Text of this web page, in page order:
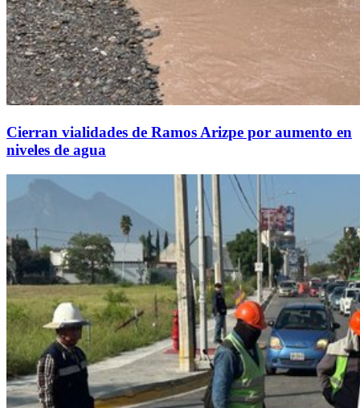
Cierran vialidades de Ramos Arizpe por aumento en
niveles de agua